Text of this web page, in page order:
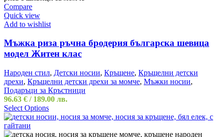
Compare
Quick view
Add to wishlist
Мъжка риза ръчна бродерия българска шевица
модел Житен клас
Народен стил, Детски носии, Кръщене, Кръщелни детски
дрехи, Кръщелни детски дрехи за момче, Мъжки носии,
Подаръци за Кръстници
96.63 € / 189.00 лв.
Select Options